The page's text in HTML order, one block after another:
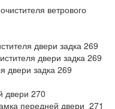
ветрового
двери задка 269
двери задка 269
двери задка 269
двери 270
передней двери 271